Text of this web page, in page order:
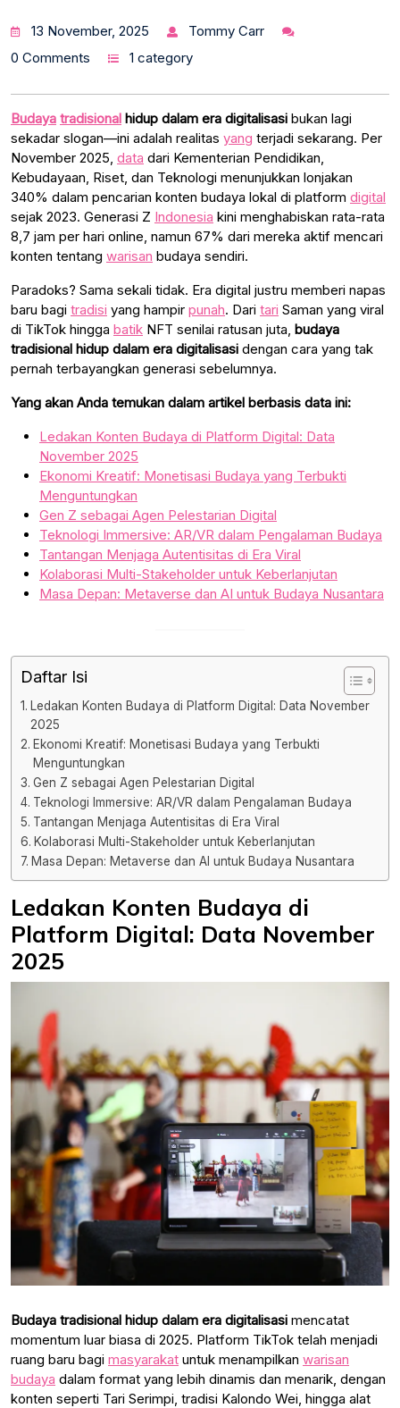
13 November, 2025
Tommy Carr
0 Comments
1 category
Budaya tradisional hidup dalam era digitalisasi bukan lagi
sekadar slogan—ini adalah realitas yang terjadi sekarang. Per
November 2025, data dari Kementerian Pendidikan,
Kebudayaan, Riset, dan Teknologi menunjukkan lonjakan
340% dalam pencarian konten budaya lokal di platform digital
sejak 2023. Generasi Z Indonesia kini menghabiskan rata-rata
8,7 jam per hari online, namun 67% dari mereka aktif mencari
konten tentang warisan budaya sendiri.
Paradoks? Sama sekali tidak. Era digital justru memberi napas
baru bagi tradisi yang hampir punah. Dari tari Saman yang viral
di TikTok hingga batik NFT senilai ratusan juta, budaya
tradisional hidup dalam era digitalisasi dengan cara yang tak
pernah terbayangkan generasi sebelumnya.
Yang akan Anda temukan dalam artikel berbasis data ini:
Ledakan Konten Budaya di Platform Digital: Data
November 2025
Ekonomi Kreatif: Monetisasi Budaya yang Terbukti
Menguntungkan
Gen Z sebagai Agen Pelestarian Digital
Teknologi Immersive: AR/VR dalam Pengalaman Budaya
Tantangan Menjaga Autentisitas di Era Viral
Kolaborasi Multi-Stakeholder untuk Keberlanjutan
Masa Depan: Metaverse dan AI untuk Budaya Nusantara
Daftar Isi
Ledakan Konten Budaya di Platform Digital: Data November
2025
Ekonomi Kreatif: Monetisasi Budaya yang Terbukti
Menguntungkan
Gen Z sebagai Agen Pelestarian Digital
Teknologi Immersive: AR/VR dalam Pengalaman Budaya
Tantangan Menjaga Autentisitas di Era Viral
Kolaborasi Multi-Stakeholder untuk Keberlanjutan
Masa Depan: Metaverse dan AI untuk Budaya Nusantara
Ledakan Konten Budaya di
Platform Digital: Data November
2025
Budaya tradisional hidup dalam era digitalisasi mencatat
momentum luar biasa di 2025. Platform TikTok telah menjadi
ruang baru bagi masyarakat untuk menampilkan warisan
budaya dalam format yang lebih dinamis dan menarik, dengan
konten seperti Tari Serimpi, tradisi Kalondo Wei, hingga alat